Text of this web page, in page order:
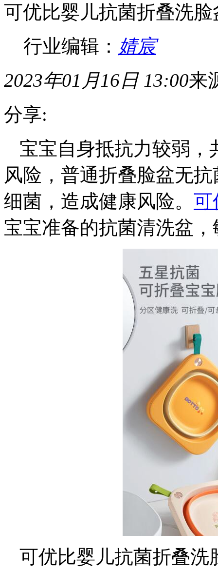
可优比婴儿抗菌折叠洗
行业编辑： 婧宸
2023年01月16日 13:00来
分享:
宝宝自身抵抗力较弱
风险，普通折叠脸盆无
细菌，造成健康风险。 可
宝宝准备的抗菌清洗盆
可优比婴儿抗菌折叠洗